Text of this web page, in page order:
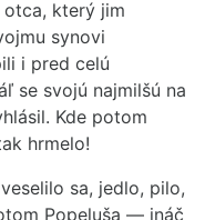
otca, který jim
synovi
i pred celú
se svojú najmilšú na
Kde potom
hrmelo!
sa, jedlo, pilo,
Popeluša — ináč